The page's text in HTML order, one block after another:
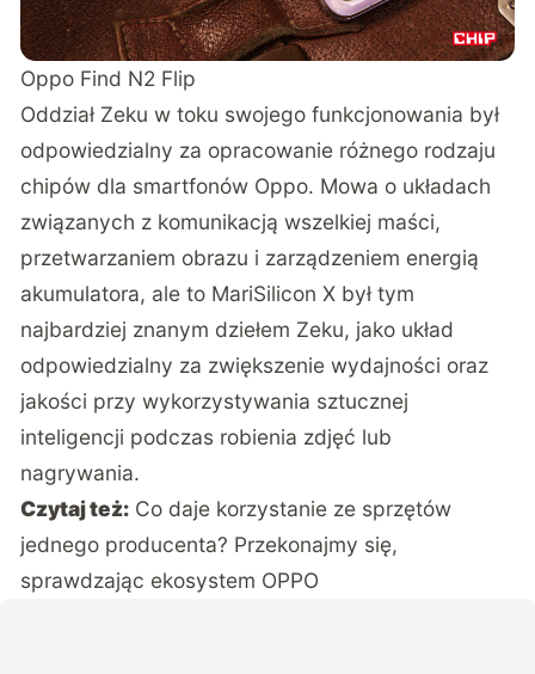
Oppo Find N2 Flip
Oddział Zeku w toku swojego funkcjonowania był
odpowiedzialny za opracowanie różnego rodzaju
chipów dla smartfonów Oppo. Mowa o układach
związanych z komunikacją wszelkiej maści,
przetwarzaniem obrazu i zarządzeniem energią
akumulatora, ale to MariSilicon X był tym
najbardziej znanym dziełem Zeku, jako układ
odpowiedzialny za zwiększenie wydajności oraz
jakości przy wykorzystywania sztucznej
inteligencji podczas robienia zdjęć lub
nagrywania.
Czytaj też: Co daje korzystanie ze sprzętów
jednego producenta? Przekonajmy się,
sprawdzając ekosystem OPPO